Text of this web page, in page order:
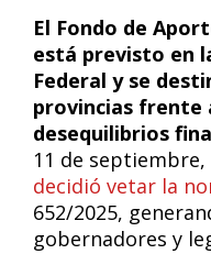
El Fondo de
está previsto en
Federal y se
provincias frente
desequilibrios
11 de
decidió vetar la
652/2025,
gobernadores y